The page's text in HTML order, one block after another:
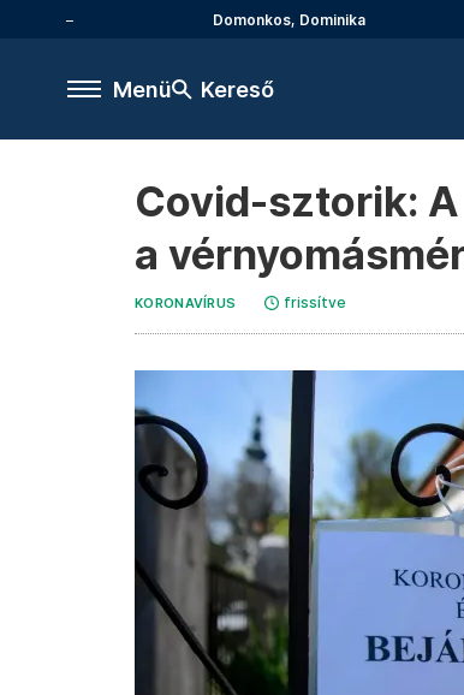
Domonkos, Dominika
Menü Kereső
Covid-sztorik:
a
KORONAVÍRUS frissítve